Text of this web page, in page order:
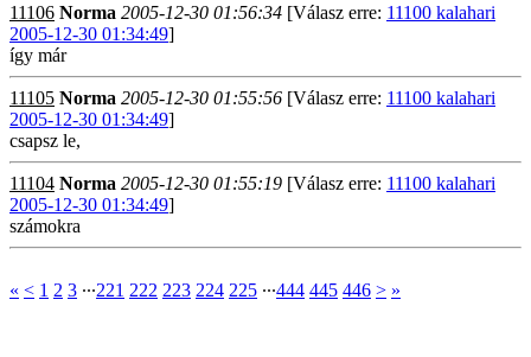
11106 Norma 2005-12-30 01:56:34 [Válasz erre: 11100 kalahari
2005-12-30 01:34:49]
így már
11105 Norma 2005-12-30 01:55:56 [Válasz erre: 11100 kalahari
2005-12-30 01:34:49]
csapsz le,
11104 Norma 2005-12-30 01:55:19 [Válasz erre: 11100 kalahari
2005-12-30 01:34:49]
számokra
« < 1 2 3 ∙∙∙221 222 223 224 225 ∙∙∙444 445 446 > »